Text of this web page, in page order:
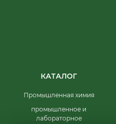
КАТАЛОГ
Промышленная химия
промышленное и
лабораторное